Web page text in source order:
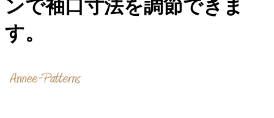
ンで袖口寸法を調節できま
す。